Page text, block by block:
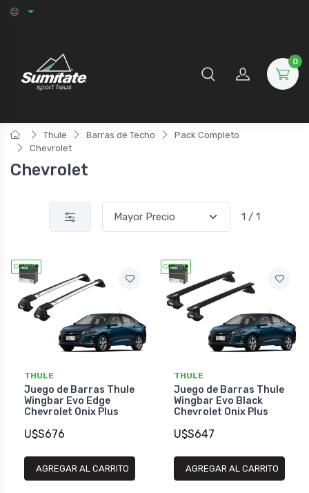
0
Thule Barras de Techo
Pack Completo
Chevrolet
Chevrolet
1 / 1
COMBO
THULE
Juego de Barras Thule
Wingbar Evo Edge
Chevrolet Onix Plus
U$S676
AGREGAR AL CARRITO
COMBO
THULE
Juego de Barras Thule
Wingbar Evo Black
Chevrolet Onix Plus
U$S647
AGREGAR AL CARRITO